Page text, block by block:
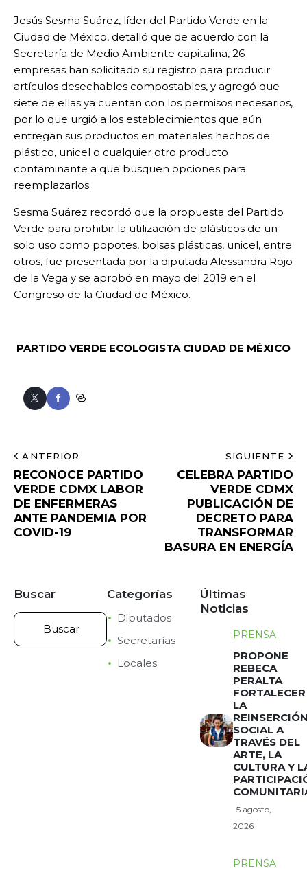
Jesús Sesma Suárez, líder del Partido Verde en la
Ciudad de México, detalló que de acuerdo con la
Secretaría de Medio Ambiente capitalina, 26
empresas han solicitado su registro para producir
artículos desechables compostables, y agregó que
siete de ellas ya cuentan con los permisos necesarios,
por lo que urgió a los establecimientos que aún
entregan sus productos en materiales hechos de
plástico, unicel o cualquier otro producto
contaminante a que busquen opciones para
reemplazarlos.
Sesma Suárez recordó que la propuesta del Partido
Verde para prohibir la utilización de plásticos de un
solo uso como popotes, bolsas plásticas, unicel, entre
otros, fue presentada por la diputada Alessandra Rojo
de la Vega y se aprobó en mayo del 2019 en el
Congreso de la Ciudad de México.
PARTIDO VERDE ECOLOGISTA CIUDAD DE MÉXICO
ANTERIOR
RECONOCE PARTIDO
VERDE CDMX LABOR
DE ENFERMERAS
ANTE PANDEMIA POR
COVID-19
SIGUIENTE
CELEBRA PARTIDO
VERDE CDMX
PUBLICACIÓN DE
DECRETO PARA
TRANSFORMAR
BASURA EN ENERGÍA
Buscar Categorías
Diputados
Secretarías
Locales
Últimas
Noticias
PRENSA
PROPONE
REBECA
PERALTA
FORTALECER
LA
SOCIAL A
TRAVÉS DEL
ARTE, LA
CULTURA Y
5 agosto,
2026
PRENSA